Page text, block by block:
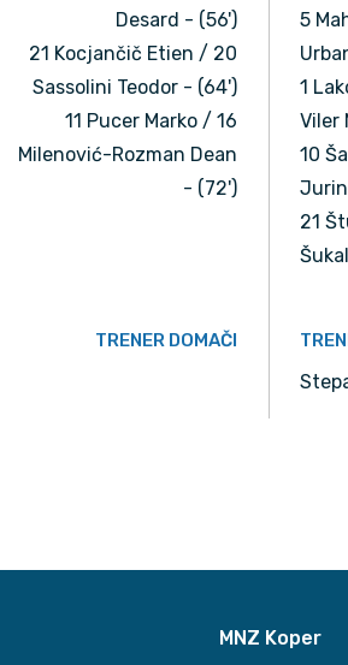
Desard - (56')
21 Kocjančič Etien / 20
Sassolini Teodor - (64')
11 Pucer Marko / 16
Milenović-Rozman Dean
- (72')
5
1
Viler
10
21
TRENER DOMAČI
MNZ Koper